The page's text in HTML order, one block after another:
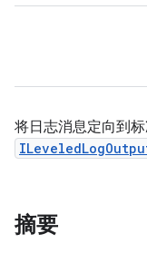
将日志消息定向到
摘要